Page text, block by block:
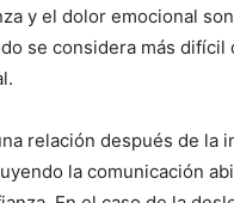
y el dolor emocional
se considera más
relación después de
la comunicación